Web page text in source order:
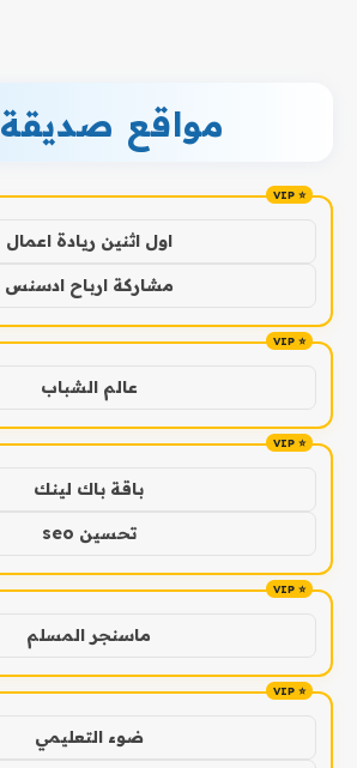
مواقع صديقة
اول اثنين ريادة اعمال
مشاركة ارباح ادسنس
عالم الشباب
باقة باك لينك
تحسين seo
ماسنجر المسلم
ضوء التعليمي